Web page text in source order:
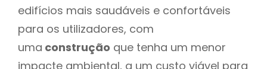
edifícios mais saudáveis e confortáveis
para os utilizadores, com
uma construção que tenha um menor
impacte ambiental, a um custo viável para